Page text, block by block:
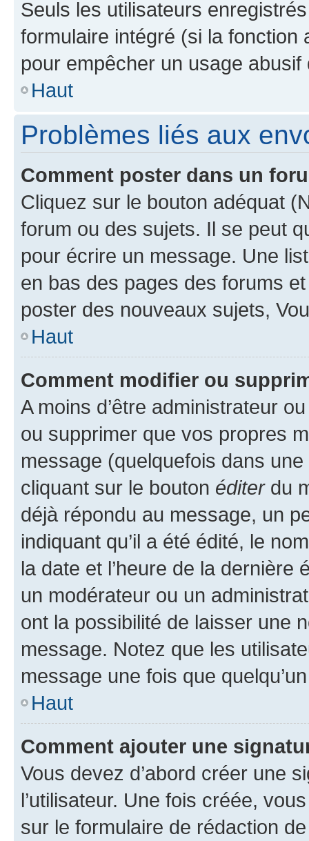
Seuls les utilisateurs
formulaire intégré (si la fonction
pour empêcher un usage
Haut
Problèmes liés aux
Comment poster dans un
Cliquez sur le bouton adéquat
forum ou des sujets. Il se peut
pour écrire un message. Une
en bas des pages des forums
poster des nouveaux sujets,
Haut
Comment modifier ou
A moins d’être administrateur
ou supprimer que vos propres
message (quelquefois dans
cliquant sur le bouton éditerdu
déjà répondu au message, un
indiquant qu’il a été édité, le
la date et l’heure de la dernière
un modérateur ou un
ont la possibilité de laisser une
message. Notez que les
message une fois que
Haut
Comment ajouter une
Vous devez d’abord créer une
l’utilisateur. Une fois créée,
sur le formulaire de rédaction